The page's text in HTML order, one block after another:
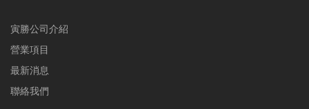
寅勝公司介紹
營業項目
最新消息
聯絡我們